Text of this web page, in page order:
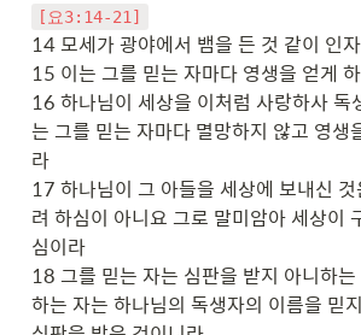
[요3:14-21]
14 모세가 광야에서 뱀을 든 것 같이 인
15 이는 그를 믿는 자마다 영생을 얻게
16 하나님이 세상을 이처럼 사랑하사 독
는 그를 믿는 자마다 멸망하지 않고 영생
라
17 하나님이 그 아들을 세상에 보내신
려 하심이 아니요 그로 말미암아 세상이
심이라
18 그를 믿는 자는 심판을 받지 아니하
하는 자는 하나님의 독생자의 이름을 믿